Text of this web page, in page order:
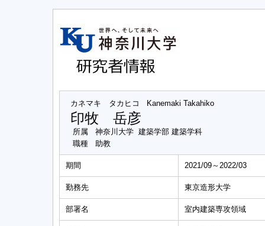
カネマキ タカヒコ Kanemaki Takahiko
印牧 岳彦
所属
神奈川大学 建築学部 建築学科
職種
助教
期間 2021/09～2022/03
勤務先 東京造形大学
部署名 室内建築専攻領域